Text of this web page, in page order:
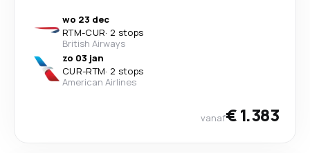
wo 23 dec
RTM-CUR· 2 stops
British Airways
zo 03 jan
CUR-RTM· 2 stops
American Airlines
vanaf€ 1.383